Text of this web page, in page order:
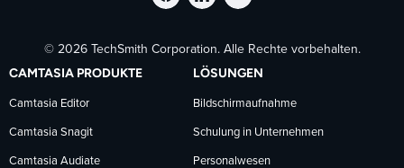
TechSmith
auf
Facebook
folgen
TechSmith
auf
LinkedIn
folgen
TechSmith
auf
YouTube
© 2026 TechSmith Corporation. Alle Rechte vorbehalten.
CAMTASIA PRODUKTE
Camtasia Editor
Camtasia Snagit
Camtasia Audiate
LÖSUNGEN
Bildschirmaufnahme
Schulung in Unternehmen
Personalwesen